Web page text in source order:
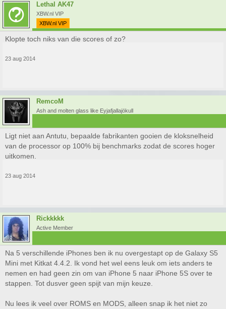
Lethal AK47
XBW.nl VIP
XBW.nl VIP
Klopte toch niks van die scores of zo?
23 aug 2014
RemcoM
Ash and molten glass like Eyjafjallajökull
Ligt niet aan Antutu, bepaalde fabrikanten gooien de kloksnelheid
van de processor op 100% bij benchmarks zodat de scores hoger
uitkomen.
23 aug 2014
Rickkkkk
Active Member
Na 5 verschillende iPhones ben ik nu overgestapt op de Galaxy S5
Mini met Kitkat 4.4.2. Ik vond het wel eens leuk om iets anders te
nemen en had geen zin om van iPhone 5 naar iPhone 5S over te
stappen. Tot dusver geen spijt van mijn keuze.
Nu lees ik veel over ROMS en MODS, alleen snap ik het niet zo